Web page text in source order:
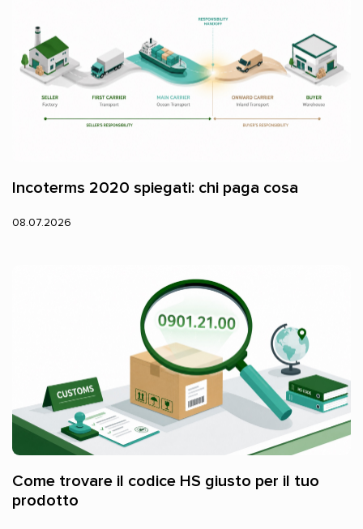
Incoterms 2020 spiegati: chi paga cosa
08.07.2026
Come trovare il codice HS giusto per il tuo
prodotto